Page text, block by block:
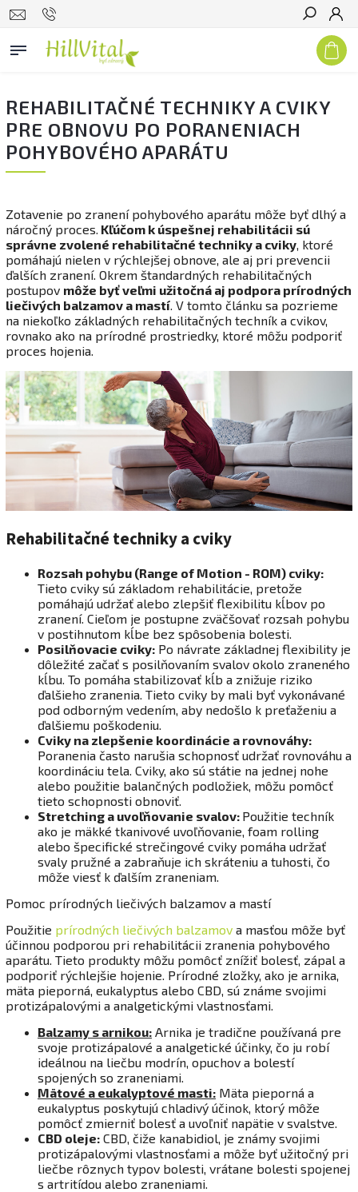
Hľadať
REHABILITAČNÉ TECHNIKY A CVIKY
PRE OBNOVU PO PORANENIACH
POHYBOVÉHO APARÁTU
Zotavenie po zranení pohybového aparátu môže byť dlhý a
náročný proces. Kľúčom k úspešnej rehabilitácii sú
správne zvolené rehabilitačné techniky a cviky, ktoré
pomáhajú nielen v rýchlejšej obnove, ale aj pri prevencii
ďalších zranení. Okrem štandardných rehabilitačných
postupov môže byť veľmi užitočná aj podpora prírodných
liečivých balzamov a mastí. V tomto článku sa pozrieme
na niekoľko základných rehabilitačných techník a cvikov,
rovnako ako na prírodné prostriedky, ktoré môžu podporiť
proces hojenia.
Rehabilitačné techniky a cviky
Rozsah pohybu (Range of Motion - ROM) cviky:
Tieto cviky sú základom rehabilitácie, pretože
pomáhajú udržať alebo zlepšiť flexibilitu kĺbov po
zranení. Cieľom je postupne zväčšovať rozsah pohybu
v postihnutom kĺbe bez spôsobenia bolesti.
Posilňovacie cviky: Po návrate základnej flexibility je
dôležité začať s posilňovaním svalov okolo zraneného
kĺbu. To pomáha stabilizovať kĺb a znižuje riziko
ďalšieho zranenia. Tieto cviky by mali byť vykonávané
pod odborným vedením, aby nedošlo k preťaženiu a
ďalšiemu poškodeniu.
Cviky na zlepšenie koordinácie a rovnováhy:
Poranenia často narušia schopnosť udržať rovnováhu a
koordináciu tela. Cviky, ako sú státie na jednej nohe
alebo použitie balančných podložiek, môžu pomôcť
tieto schopnosti obnoviť.
Stretching a uvoľňovanie svalov: Použitie techník
ako je mäkké tkanivové uvoľňovanie, foam rolling
alebo špecifické strečingové cviky pomáha udržať
svaly pružné a zabraňuje ich skráteniu a tuhosti, čo
môže viesť k ďalším zraneniam.
Pomoc prírodných liečivých balzamov a mastí
Použitie prírodných liečivých balzamov a masťou môže byť
účinnou podporou pri rehabilitácii zranenia pohybového
aparátu. Tieto produkty môžu pomôcť znížiť bolesť, zápal a
podporiť rýchlejšie hojenie. Prírodné zložky, ako je arnika,
mäta pieporná, eukalyptus alebo CBD, sú známe svojimi
protizápalovými a analgetickými vlastnosťami.
Balzamy s arnikou: Arnika je tradične používaná pre
svoje protizápalové a analgetické účinky, čo ju robí
ideálnou na liečbu modrín, opuchov a bolestí
spojených so zraneniami.
Mätové a eukalyptové masti: Mäta pieporná a
eukalyptus poskytujú chladivý účinok, ktorý môže
pomôcť zmierniť bolesť a uvoľniť napätie v svalstve.
CBD oleje: CBD, čiže kanabidiol, je známy svojimi
protizápalovými vlastnosťami a môže byť užitočný pri
liečbe rôznych typov bolesti, vrátane bolesti spojenej
s artritídou alebo zraneniami.